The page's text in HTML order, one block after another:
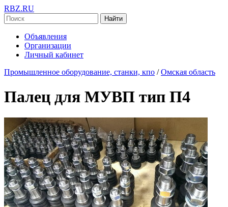
RBZ.RU
Найти
Объявления
Организации
Личный кабинет
Промышленное оборудование, станки, кпо / Омская область
Палец для МУВП тип П4